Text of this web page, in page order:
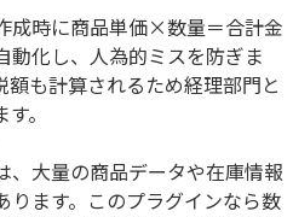
成時に商品単価×数量＝合計金
動化し、人為的ミスを防ぎま
も計算されるため経理部門と
。
、大量の商品データや在庫情報
ります。このプラグインなら数